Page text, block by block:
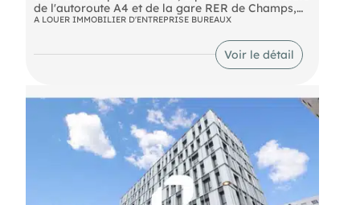
de l'autoroute A4 et de la gare RER de Champs,
ImmprNotre équipe propose à la location, au sein
Bus Bus 213 - 212 - 312 RER Noisy - Champs (A)
A LOUER IMMOBILIER D'ENTREPRISE BUREAUX
Voir le détail